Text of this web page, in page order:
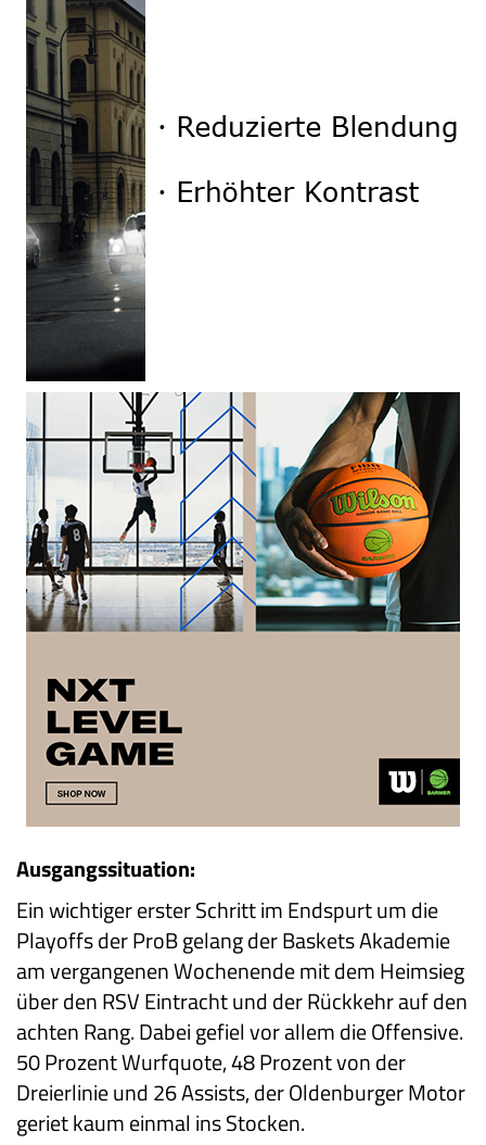
Ausgangssituation:
Ein wichtiger erster Schritt im Endspurt um die
Playoffs der ProB gelang der Baskets Akademie
am vergangenen Wochenende mit dem Heimsieg
über den RSV Eintracht und der Rückkehr auf den
achten Rang. Dabei gefiel vor allem die Offensive.
50 Prozent Wurfquote, 48 Prozent von der
Dreierlinie und 26 Assists, der Oldenburger Motor
geriet kaum einmal ins Stocken.